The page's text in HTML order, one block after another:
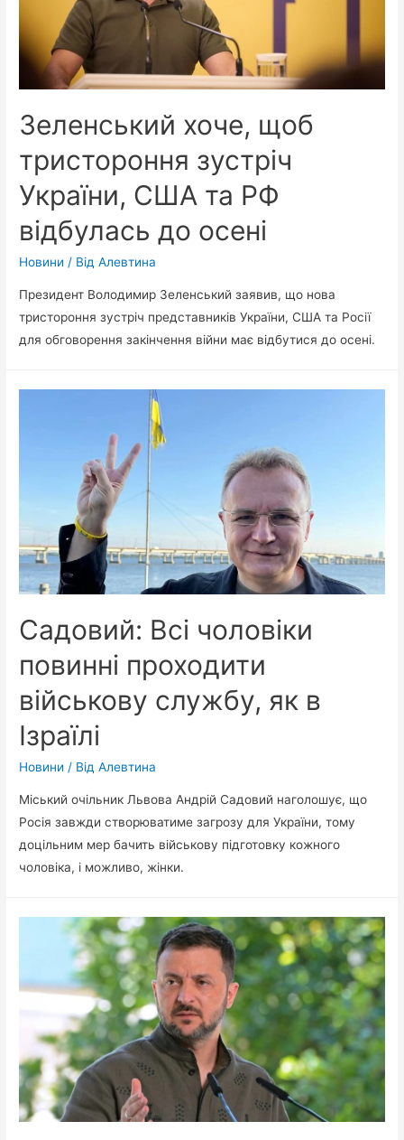
Зеленський хоче, щоб
тристороння зустріч
України, США та РФ
відбулась до осені
Новини / ВідАлевтина
Президент Володимир Зеленський заявив, що нова
тристороння зустріч представників України, США та Росії
для обговорення закінчення війни має відбутися до осені.
Садовий: Всі чоловіки
повинні проходити
військову службу, як в
Ізраїлі
Новини / ВідАлевтина
Міський очільник Львова Андрій Садовий наголошує, що
Росія завжди створюватиме загрозу для України, тому
доцільним мер бачить військову підготовку кожного
чоловіка, і можливо, жінки.